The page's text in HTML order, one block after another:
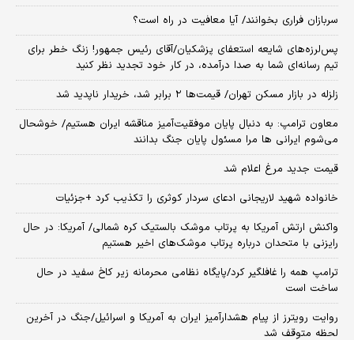
سربازان فراری بخوانند/ آیا معافیت در راه است؟
پس‌لرزه‌های شایعه استعفای پزشکیان/آقای رئیس جمهور! زنگ خطر برای
تیم رسانه‌ای شما به صدا درآمده، در کار خود تجدید نظر کنید
زلزله در بازار مسکن تهران/ قیمت‌ها ۲ برابر شد، خریدار ناپدید شد
معاون ترامپ: به دنبال پایان موفقیت‌آمیز مناقشه ایران هستیم/ خوشحال
می‌شوم ایرانی ها مرا مسئول پایان جنگ بدانند
قیمت جدید مرغ اعلام شد
خانواده شهید لاریجانی ادعای سردار کوثری را تکذیب کرد +جزئیات
واکنش ارتش آمریکا به پرتاب موشک بالستیک کره شمالی/ آمریکا: در حال
رایزنی با متحدان درباره پرتاب موشک‌های اخیر هستیم
ترامپ همه را غافلگیر کرد/پایگاه نظامی محرمانه زیر کاخ سفید در حال
ساخت است
روایت رویترز از پیام هشدارآمیز ایران به آمریکا و اسرائیل/جنگ در آخرین
لحظه متوقف شد